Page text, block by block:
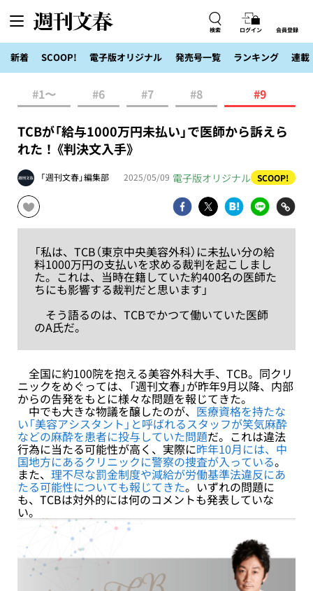
検索 ログイン 会員登録
新着 SCOOP! 電子版オリジナル 発売号一覧 ランキング 連載
#1〜 #6 #7 #8 #9
TCBが「給与1000万円未払い」で医師から訴えら
れた！《判決文入手》
「週刊文春」編集部 2025/05/09 電子版オリジナル SCOOP!
「私は、TCB（東京中央美容外科）に未払い分の給
料1000万円の支払いを求める裁判を起こしまし
た。これは、当時在籍していた約400名の医師た
ちにも影響する裁判だと思います」
そう語るのは、TCBでかつて働いていた医師
のA氏だ。
全国に約100院を抱える美容外科大手、TCB。同クリ
ニックをめぐっては、「週刊文春」が昨年9月以降、内部
からの告発をもとに様々な問題を報じてきた。
中でも大きな物議を醸したのが、 医療資格を持たな
い「美容アシスタント」と呼ばれるスタッフが笑気麻酔
などの麻酔を患者に投与していた問題だ。これは違法
行為に当たる可能性が高く、実際に昨年10月には、中
国地方にあるクリニックに警察の捜査が入っている。
また、 理不尽な罰金制度や減給が労働基準法違反にあ
たる可能性についても報じてきた。いずれの問題に
も、TCBは対外的には何のコメントも発表していな
い。